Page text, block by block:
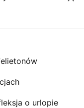
o urlopie